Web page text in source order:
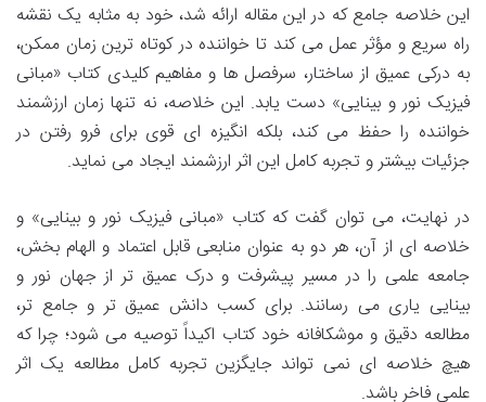
این خلاصه جامع که در این مقاله ارائه شد، خود به مثابه یک نقشه
راه سریع و مؤثر عمل می کند تا خواننده در کوتاه ترین زمان ممکن،
به درکی عمیق از ساختار، سرفصل ها و مفاهیم کلیدی کتاب «مبانی
فیزیک نور و بینایی» دست یابد. این خلاصه، نه تنها زمان ارزشمند
خواننده را حفظ می کند، بلکه انگیزه ای قوی برای فرو رفتن در
جزئیات بیشتر و تجربه کامل این اثر ارزشمند ایجاد می نماید.
در نهایت، می توان گفت که کتاب «مبانی فیزیک نور و بینایی» و
خلاصه ای از آن، هر دو به عنوان منابعی قابل اعتماد و الهام بخش،
جامعه علمی را در مسیر پیشرفت و درک عمیق تر از جهان نور و
بینایی یاری می رسانند. برای کسب دانش عمیق تر و جامع تر،
مطالعه دقیق و موشکافانه خود کتاب اکیداً توصیه می شود؛ چرا که
هیچ خلاصه ای نمی تواند جایگزین تجربه کامل مطالعه یک اثر
علمی فاخر باشد.